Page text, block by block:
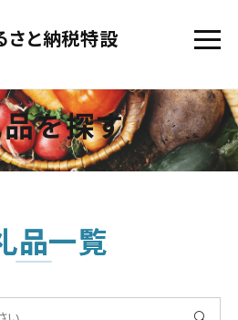
さと納税特設
を探す
品一覧